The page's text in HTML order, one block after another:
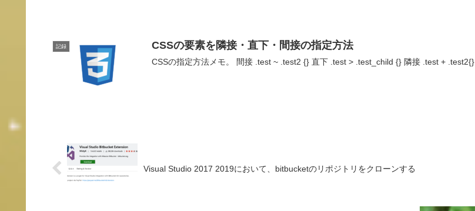
記録 CSSの要素を隣接・直下・間接の指定方法
CSSの指定方法メモ。 間接 .test ~ .test2 {} 直下 .test > .test_child {} 隣接 .test + .test2{}
Visual Studio 2017 2019において、bitbucketのリポジトリをクローンする